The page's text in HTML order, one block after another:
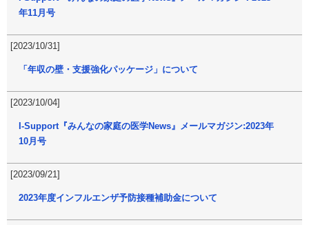
年11月号
[2023/10/31]
「年収の壁・支援強化パッケージ」について
[2023/10/04]
I-Support『みんなの家庭の医学News』メールマガジン:2023年
10月号
[2023/09/21]
2023年度インフルエンザ予防接種補助金について